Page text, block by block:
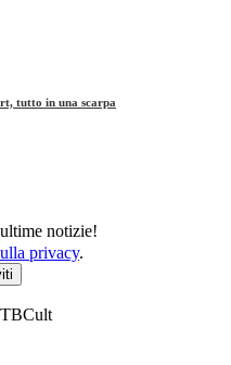
tutto in una scarpa
notizie!
privacy.